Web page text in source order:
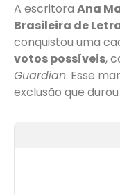
A escritora Ana
Brasileira de
conquistou uma
votos possíveis,
Guardian. Esse
exclusão que